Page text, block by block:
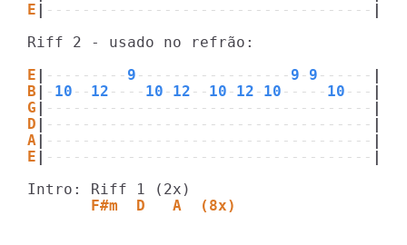
E
------------------------------------
Riff 2 - usado no refrão:
E
--------- 9 ----------------- 9 - 9 ------
B
- 10 -- 12 ---- 10 - 12 -- 10 - 12 - 10 ----- 10 ---
G
------------------------------------
D
------------------------------------
A
------------------------------------
E
------------------------------------
       F#m  D   A  (8x)